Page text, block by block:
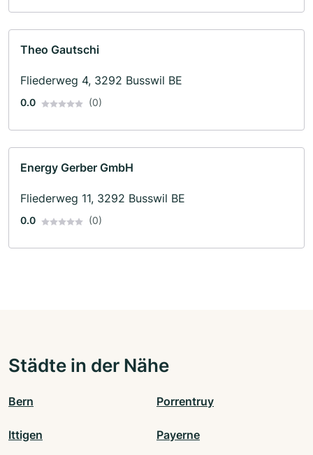
Theo Gautschi
Fliederweg 4, 3292 Busswil BE
0.0 (0)
Energy Gerber GmbH
Fliederweg 11, 3292 Busswil BE
0.0 (0)
Städte in der Nähe
Bern Porrentruy
Ittigen Payerne